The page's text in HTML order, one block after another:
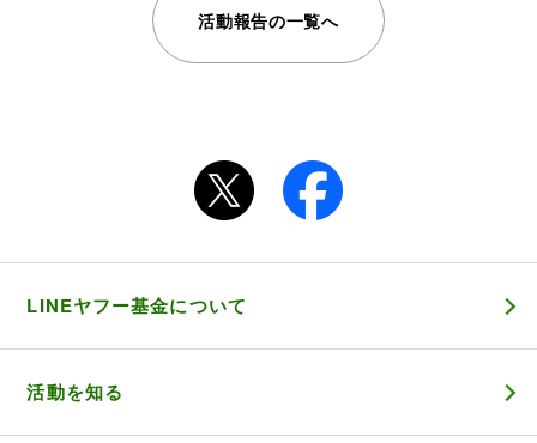
活動報告の一覧へ
LINEヤフー基金について
活動を知る